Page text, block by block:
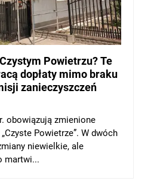
Powietrzu? Te
dopłaty mimo braku
zanieczyszczeń
obowiązują zmienione
Powietrze”. W dwóch
niewielkie, ale
martwi...